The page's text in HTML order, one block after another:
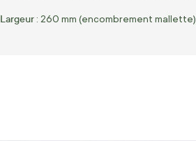
Largeur : 260 mm (encombrement mallette)